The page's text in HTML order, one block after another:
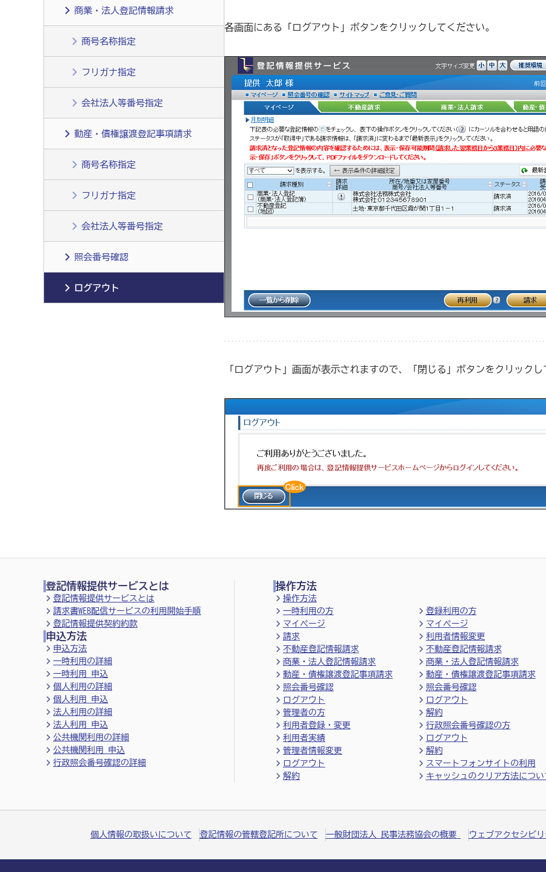
商業・法人登記情報請求
商号名称指定
フリガナ指定
会社法人等番号指定
動産・債権譲渡登記事項請求
商号名称指定
フリガナ指定
会社法人等番号指定
照会番号確認
ログアウト
各画面にある「ログアウト」ボタンをクリックしてください。
「ログアウト」画面が表示されますので、「閉じる」ボタンをクリックし
登記情報提供サービスとは
登記情報提供サービスとは
請求書WEB配信サービスの利用開始手順
登記情報提供契約約款
申込方法
申込方法
一時利用の詳細
一時利用 申込
個人利用の詳細
個人利用 申込
法人利用の詳細
法人利用 申込
公共機関利用の詳細
公共機関利用 申込
行政照会番号確認の詳細
操作方法
操作方法
一時利用の方
マイページ
請求
不動産登記情報請求
商業・法人登記情報請求
動産・債権譲渡登記事項請求
照会番号確認
ログアウト
管理者の方
利用者登録・変更
利用者実績
管理者情報変更
ログアウト
解約
登録利用の方
マイページ
利用者情報変更
不動産登記情報請求
商業・法人登記情報請求
動産・債権譲渡登記事項請求
照会番号確認
ログアウト
解約
行政照会番号確認の方
ログアウト
解約
スマートフォンサイトの利用
キャッシュのクリア方法につい
個人情報の取扱いについて 登記情報の管轄登記所について 一般財団法人 民事法務協会の概要 ウェブアクセシビ